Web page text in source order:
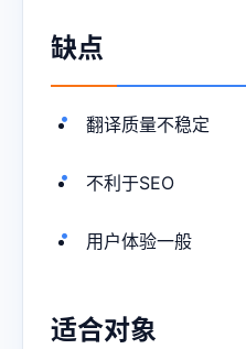
缺点
翻译质量不稳定
不利于SEO
用户体验一般
适合对象